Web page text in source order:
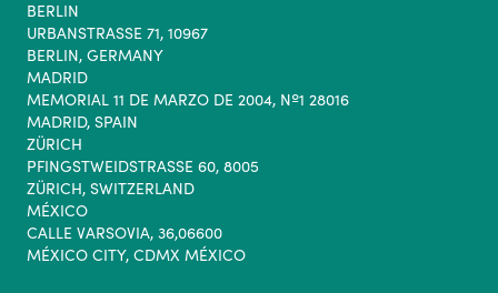
BERLIN
URBANSTRASSE 71, 10967
BERLIN, GERMANY
MADRID
MEMORIAL 11 DE MARZO DE 2004, Nº1 28016
MADRID, SPAIN
ZÜRICH
PFINGSTWEIDSTRASSE 60, 8005
ZÜRICH, SWITZERLAND
MÉXICO
CALLE VARSOVIA, 36,06600
MÉXICO CITY, CDMX MÉXICO